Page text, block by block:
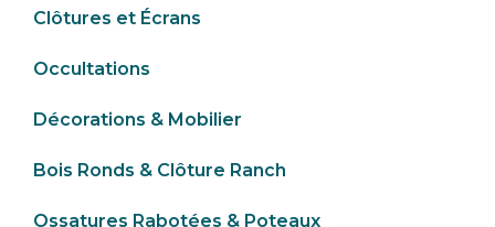
Clôtures et Écrans
Occultations
Décorations & Mobilier
Bois Ronds & Clôture Ranch
Ossatures Rabotées & Poteaux